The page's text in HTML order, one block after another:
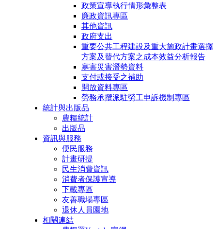
政策宣導執行情形彙整表
廉政資訊專區
其他資訊
政府支出
重要公共工程建設及重大施政計畫選擇
方案及替代方案之成本效益分析報告
寒害災害潛勢資料
支付或接受之補助
開放資料專區
勞務承攬派駐勞工申訴機制專區
統計與出版品
農糧統計
出版品
資訊與服務
便民服務
計畫研提
民生消費資訊
消費者保護宣導
下載專區
友善職場專區
退休人員園地
相關連結